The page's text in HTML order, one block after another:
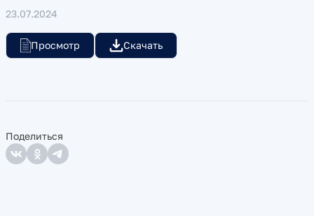
23.07.2024
Просмотр Скачать
Поделиться